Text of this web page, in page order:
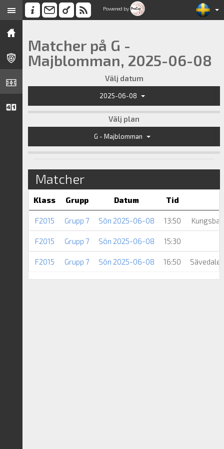
Powered by
Matcher på G -
Majblomman, 2025-06-08
Välj datum
2025-06-08
Välj plan
G - Majblomman
Matcher
Klass Grupp Datum Tid
F2015 Grupp 7 Sön 2025-06-08 13:50
F2015 Grupp 7 Sön 2025-06-08 15:30
F2015 Grupp 7 Sön 2025-06-08 16:50